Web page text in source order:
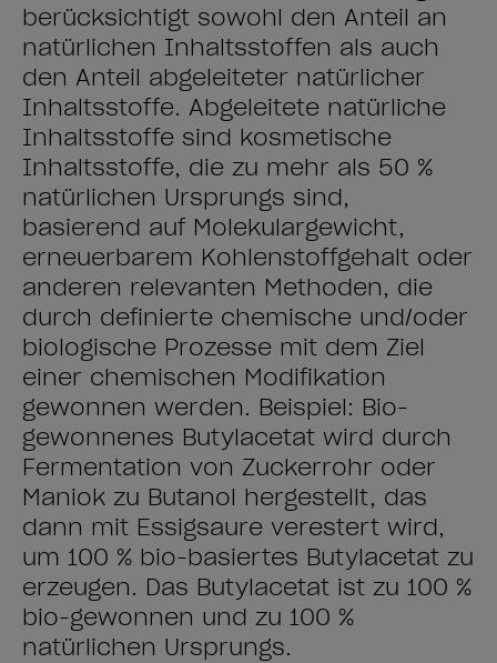
berücksichtigt sowohl den Anteil an
natürlichen Inhaltsstoffen als auch
den Anteil abgeleiteter natürlicher
Inhaltsstoffe. Abgeleitete natürliche
Inhaltsstoffe sind kosmetische
Inhaltsstoffe, die zu mehr als 50 %
natürlichen Ursprungs sind,
basierend auf Molekulargewicht,
erneuerbarem Kohlenstoffgehalt oder
anderen relevanten Methoden, die
durch definierte chemische und/oder
biologische Prozesse mit dem Ziel
einer chemischen Modifikation
gewonnen werden. Beispiel: Bio-
gewonnenes Butylacetat wird durch
Fermentation von Zuckerrohr oder
Maniok zu Butanol hergestellt, das
dann mit Essigsäure verestert wird,
um 100 % bio-basiertes Butylacetat zu
erzeugen. Das Butylacetat ist zu 100 %
bio-gewonnen und zu 100 %
natürlichen Ursprungs.